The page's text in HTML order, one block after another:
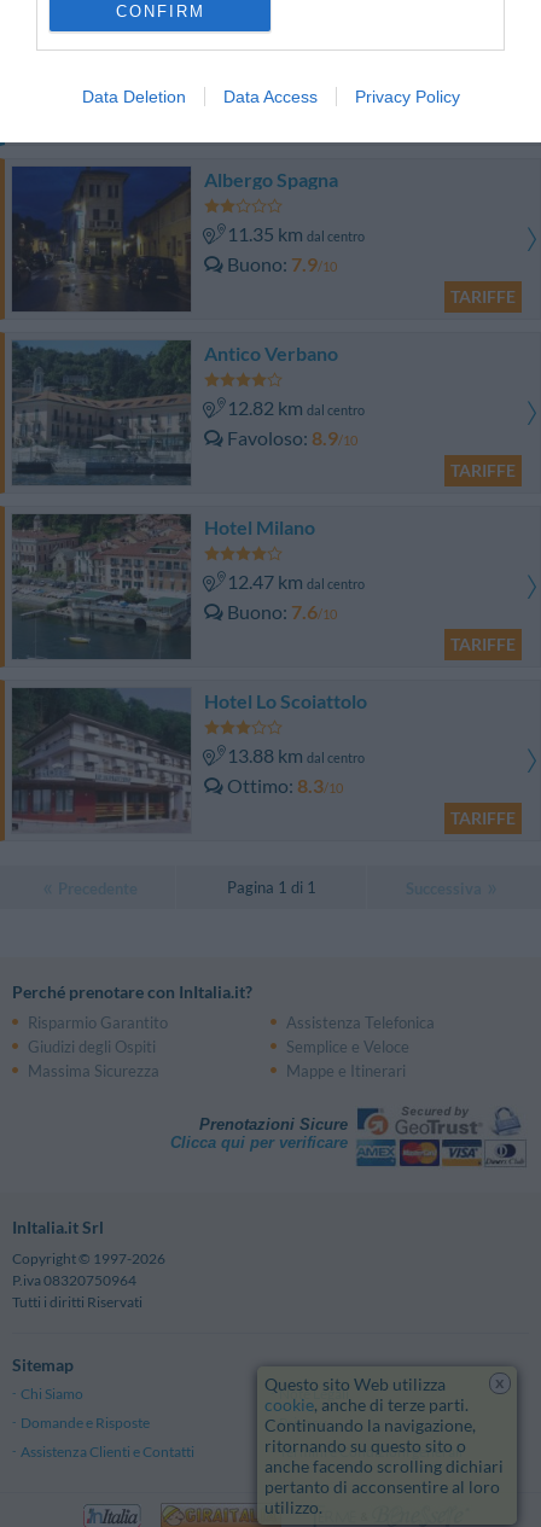
CONFIRM
Data Deletion Data Access Privacy Policy
Favoloso 8.9 /10
Albergo Spagna
11.35 km dal centro
Buono 7.9/10
TARIFFE
Antico Verbano
12.82 km dal centro
Favoloso 8.9/10
TARIFFE
Hotel Milano
12.47 km dal centro
Buono 7.6/10
TARIFFE
Hotel Lo Scoiattolo
13.88 km dal centro
Ottimo 8.3/10
TARIFFE
Pagina 1 di 1
Perché prenotare con InItalia.it?
Risparmio Garantito
Assistenza Telefonica
Giudizi degli Ospiti
Semplice e Veloce
Massima Sicurezza
Mappe e Itinerari
Prenotazioni Sicure
Clicca qui per verificare
InItalia.it Srl
Copyright © 1997-2026
P.iva 08320750964
Tutti i diritti Riservati
Sitemap
Chi Siamo
Note Legali
Domande e Risposte
Privacy
Assistenza Clienti e Contatti
Termini e Condizioni generali
x
Questo sito Web utilizza
cookie, anche di terze parti.
Continuando la navigazione,
ritornando su questo sito o
anche facendo scrolling dichiari
pertanto di acconsentire al loro
utilizzo.